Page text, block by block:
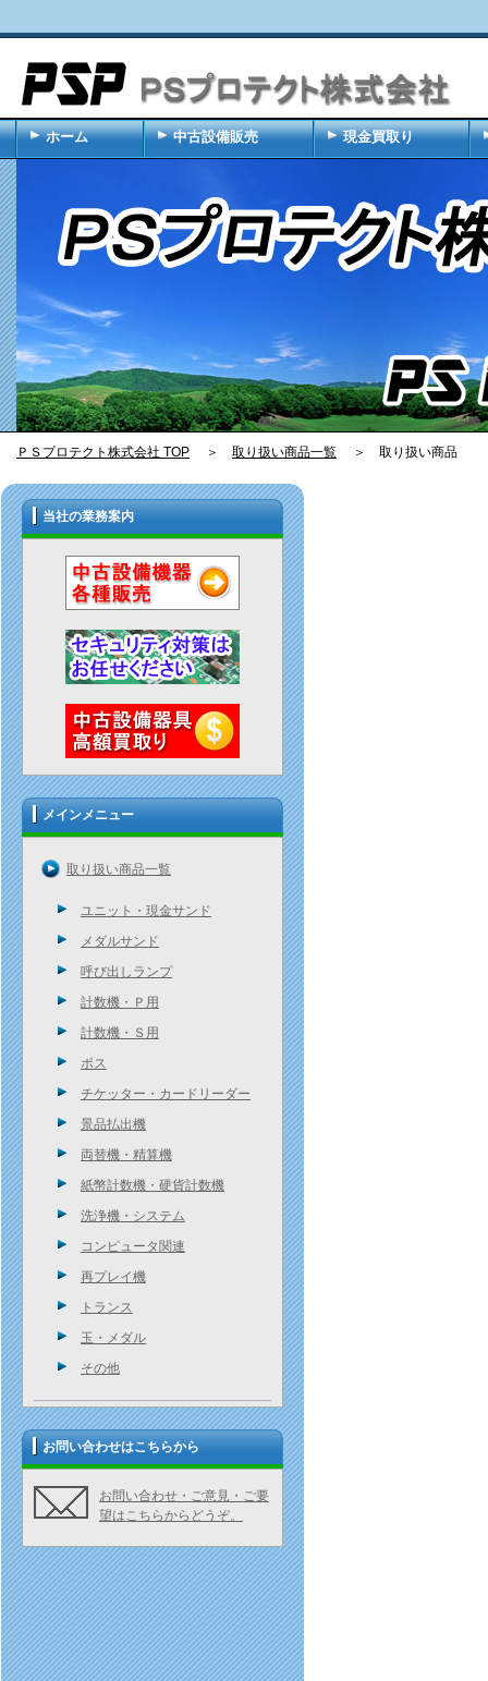
ホーム 中古設備販売 現金買取り
ＰＳプロテクト株式会社 TOP ＞ 取り扱い商品一覧 ＞ 取り扱い商品
当社の業務案内
メインメニュー
取り扱い商品一覧
ユニット・現金サンド
メダルサンド
呼び出しランプ
計数機・Ｐ用
計数機・Ｓ用
ポス
チケッター・カードリーダー
景品払出機
両替機・精算機
紙幣計数機・硬貨計数機
洗浄機・システム
コンピュータ関連
再プレイ機
トランス
玉・メダル
その他
お問い合わせはこちらから
お問い合わせ・ご意見・ご要
望はこちらからどうぞ。